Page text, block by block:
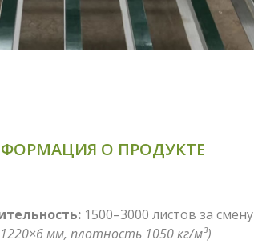
О ПРОДУКТЕ
1500–3000 листов за смену
мм, плотность 1050 кг/м³)